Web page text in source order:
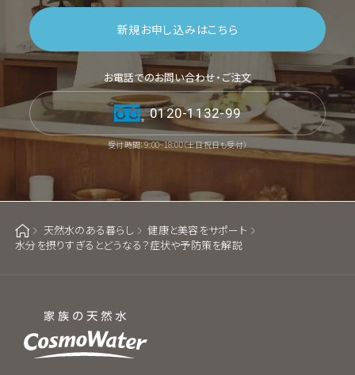
新規お申し込みはこちら
お電話でのお問い合わせ・ご注文
0120-1132-99
受付時間：9:00~18:00（土日祝日も受付）
ホーム
天然水のある暮らし
健康と美容をサポート
水分を摂りすぎるとどうなる？症状や予防策を解説